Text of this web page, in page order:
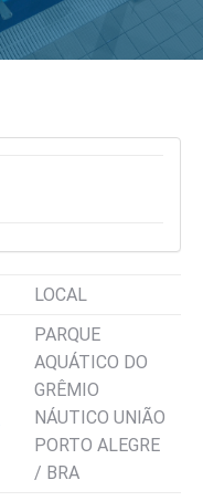
LOCAL
PARQUE
AQUÁTICO DO
GRÊMIO
NÁUTICO UNIÃO
PORTO ALEGRE
/ BRA